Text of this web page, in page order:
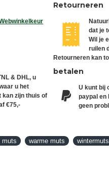
& DHL, u
u het
kan zijn thuis of
€75,-
Retourneren
dat je
Wil je
ruilen
Retourneren kan
betalen
U kunt bij
paypal en
geen
muts warme muts wintermuts